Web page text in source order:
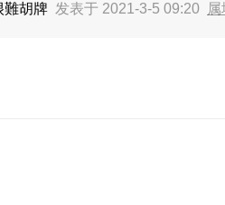
難胡牌 发表于 2021-3-5 09:20